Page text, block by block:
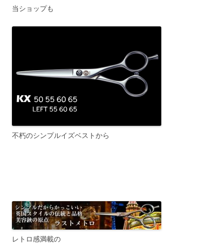
当ショップも
不朽のシンプルイズベストから
レトロ感満載の